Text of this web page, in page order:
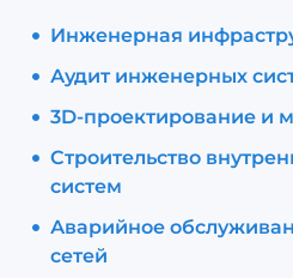
Инженерная
Аудит инженерных
3D-проектирование и
Строительство
систем
Аварийное
сетей